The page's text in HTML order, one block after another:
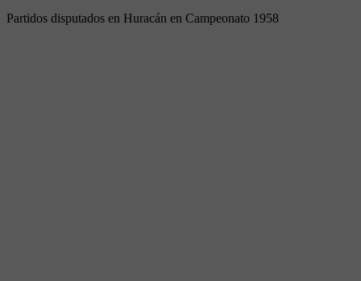
Partidos disputados en Huracán en Campeonato 1958